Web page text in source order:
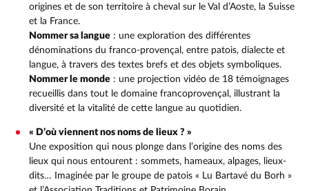
origines et de son territoire à cheval sur le Val d’Aoste, la Suisse
et la France.
Nommer sa langue : une exploration des différentes
dénominations du franco-provençal, entre patois, dialecte et
langue, à travers des textes brefs et des objets symboliques.
Nommer le monde : une projection vidéo de 18 témoignages
recueillis dans tout le domaine francoprovençal, illustrant la
diversité et la vitalité de cette langue au quotidien.
« D’où viennent nos noms de lieux ? »
Une exposition qui nous plonge dans l’origine des noms des
lieux qui nous entourent : sommets, hameaux, alpages, lieux-
dits… Imaginée par le groupe de patois « Lu Bartavé du Borh »